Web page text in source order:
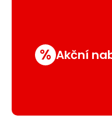
% Akční